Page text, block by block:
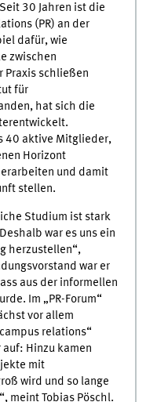
30 Jahren ist die
(PR) an der
dafür, wie
zwischen
Praxis schließen
für
hat sich die
40 aktive Mitglieder,
Horizont
und damit
stellen.
Studium ist stark
war es uns ein
herzustellen“,
war er
aus der informellen
Im „PR-Forum“
vor allem
relations“
Hinzu kamen
mit
wird und so lange
meint Tobias Pöschl.